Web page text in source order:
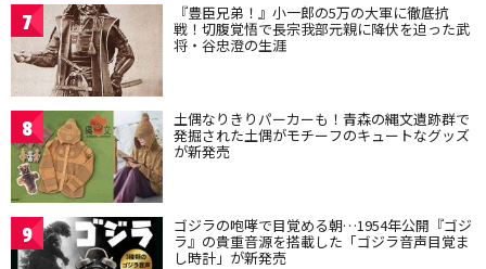
7 『豊臣兄弟！』小一郎の5万の大軍に徹底抗
戦！切腹覚悟で長宗我部元親に降伏を迫った武
将・谷忠澄の生涯
8 土偶なりきりパーカーも！青森の縄文遺跡群で
発掘された土偶がモチーフのキュートなグッズ
が新発売
9 ゴジラの咆哮で目覚める朝…1954年公開『ゴジ
ラ』の貴重音源を搭載した「ゴジラ音声目覚ま
し時計」が新発売